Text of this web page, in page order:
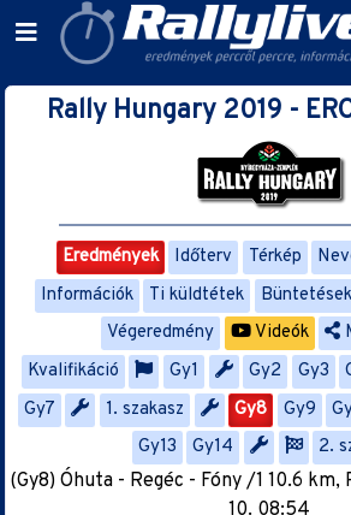
Rally Hungary 2019 -
Eredmények Időterv Térkép
Információk
Ti küldtétek Büntetések
Végeredmény
Videók
Kvalifikáció
Gy1 Gy2 Gy3
Gy7
1. szakasz Gy8 Gy9
Gy13
Gy14 2.
(Gy8) Óhuta - Regéc - Fóny /1 10.6